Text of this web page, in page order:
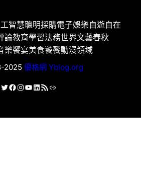
智慧聰明採購電子娛樂自遊自在
論教育學習法務世界文藝春秋
樂饗宴美食饕餮動漫領域
2025 優格網 Yblog.org
X Facebook
Instagram
YouTube
LinkedIn
RSS 資訊提供連結